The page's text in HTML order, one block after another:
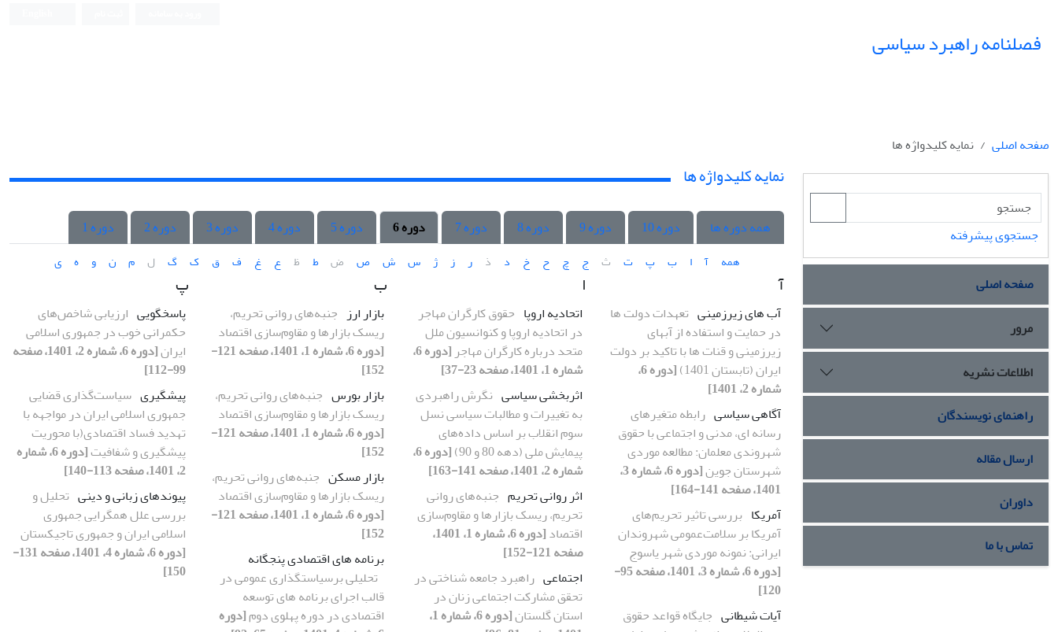
فصلنامه راهبرد سیاسی
صفحه اصلی نمایه کلیدواژه ها
جستجوی پیشرفته
صفحه اصلی
مرور
اطلاعات نشریه
راهنمای نویسندگان
ارسال مقاله
داوران
تماس با ما
نمایه کلیدواژه ها
همه دوره ها دوره 10 دوره 9 دوره 8 دوره 7 دوره 6 دوره 5 دوره 4 دوره 3 دوره 2 دوره 1
همه آ ا ب پ ت ث ج چ ح خ د ذ ر ز ژ س ش ص ض ط ظ ع غ ف ق ک گ ل م ن و ه ی
آ
آب های زیرزمینی تعهدات دولت ها
در حمایت و استفاده از آبهای
زیرزمینی و قنات ها با تاکید بر دولت
ایران (تابستان 1401)
[دوره 6،
شماره 2، 1401]
آگاهی سیاسی رابطه متغیرهای
رسانه ای، مدنی و اجتماعی با حقوق
شهروندی معلمان: مطالعه موردی
شهرستان جوین
[دوره 6، شماره 3،
1401، صفحه 141-164]
آمریکا بررسی تاثیر تحریم‌های
آمریکا بر سلامت‌عمومی شهروندان
ایرانی: نمونه موردی شهر یاسوج
[دوره 6، شماره 3، 1401، صفحه 95-
120]
آیات شیطانی جایگاه قواعد حقوق
ا
اتحادیه اروپا حقوق کارگران مهاجر
در اتحادیه اروپا و کنوانسیون ملل
متحد درباره کارگران مهاجر
[دوره 6،
شماره 1، 1401، صفحه 23-37]
اثربخشی سیاسی نگرش راهبردی
به تغییرات و مطالبات سیاسی نسل
سوم انقلاب بر اساس داده‌های
پیمایش ملی (دهه 80 و 90)
[دوره 6،
شماره 2، 1401، صفحه 141-163]
اثر روانی تحریم جنبه‌های روانی
تحریم، ریسک بازارها و مقاوم‌سازی
اقتصاد
[دوره 6، شماره 1، 1401،
صفحه 121-152]
اجتماعی راهبرد جامعه شناختی در
تحقق مشارکت اجتماعی زنان در
استان گلستان
[دوره 6، شماره 1،
ب
بازار ارز جنبه‌های روانی تحریم،
ریسک بازارها و مقاوم‌سازی اقتصاد
[دوره 6، شماره 1، 1401، صفحه 121-
152]
بازار بورس جنبه‌های روانی تحریم،
ریسک بازارها و مقاوم‌سازی اقتصاد
[دوره 6، شماره 1، 1401، صفحه 121-
152]
بازار مسکن جنبه‌های روانی تحریم،
ریسک بازارها و مقاوم‌سازی اقتصاد
[دوره 6، شماره 1، 1401، صفحه 121-
152]
برنامه های اقتصادی پنجگانه
تحلیلی برسیاستگذاری عمومی در
قالب اجرای برنامه های توسعه
اقتصادی در دوره پهلوی دوم[دوره
پ
پاسخگویی ارزیابی شاخص‌های
حکمرانی خوب در جمهوری اسلامی
ایران
[دوره 6، شماره 2، 1401، صفحه
99-112]
پیشگیری سیاست‌گذاری ‌قضایی
جمهوری اسلامی ایران در مواجهه با
تهدید فساد اقتصادی(با محوریت
پیشگیری و شفافیت
[دوره 6، شماره
2، 1401، صفحه 113-140]
پیوندهای زبانی و دینی تحلیل و
بررسی علل همگرایی جمهوری
اسلامی ایران و جمهوری تاجیکستان
[دوره 6، شماره 4، 1401، صفحه 131-
150]